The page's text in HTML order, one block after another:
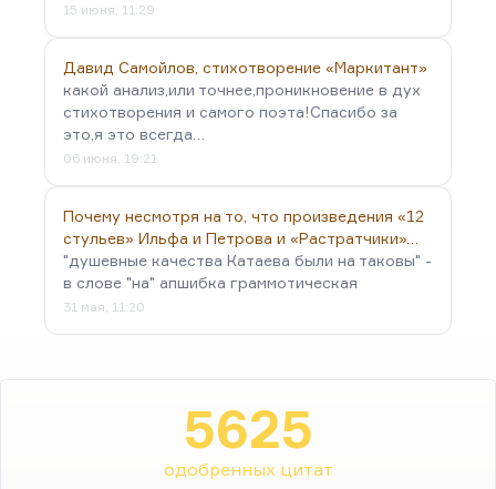
15 июня, 11:29
Давид Самойлов, стихотворение «Маркитант»
какой анализ,или точнее,проникновение в дух
стихотворения и самого поэта!Спасибо за
это,я это всегда…
06 июня, 19:21
Почему несмотря на то, что произведения «12
стульев» Ильфа и Петрова и «Растратчики»…
"душевные качества Катаева были на таковы" -
в слове "на" апшибка граммотическая
31 мая, 11:20
5625
одобренных цитат